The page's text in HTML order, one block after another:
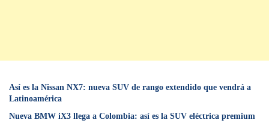
Así es la Nissan NX7: nueva SUV de rango extendido que vendrá a
Latinoamérica
Nueva BMW iX3 llega a Colombia: así es la SUV eléctrica premium